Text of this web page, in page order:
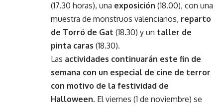
(17.30 horas), una exposición (18.00), con una
muestra de monstruos valencianos, reparto
de Torró de Gat (18.30) y un taller de
pinta caras (18.30).
Las actividades continuarán este fin de
semana con un especial de cine de terror
con motivo de la festividad de
Halloween. El viernes (1 de noviembre) se